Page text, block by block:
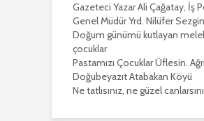
Gazeteci Yazar Ali Çağatay, İş
Genel Müdür Yrd. Nilüfer Sezgin
Doğum günümü kutlayan
çocuklar
Pastamızı Çocuklar Üflesin. Ağrı
Doğubeyazıt Atabakan Köyü
Ne tatlısınız, ne güzel